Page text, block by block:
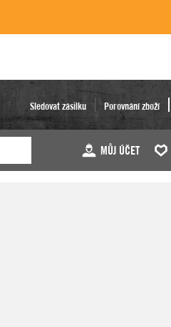
Sledovat zásilku Porovnání zboží
MŮJ ÚČET